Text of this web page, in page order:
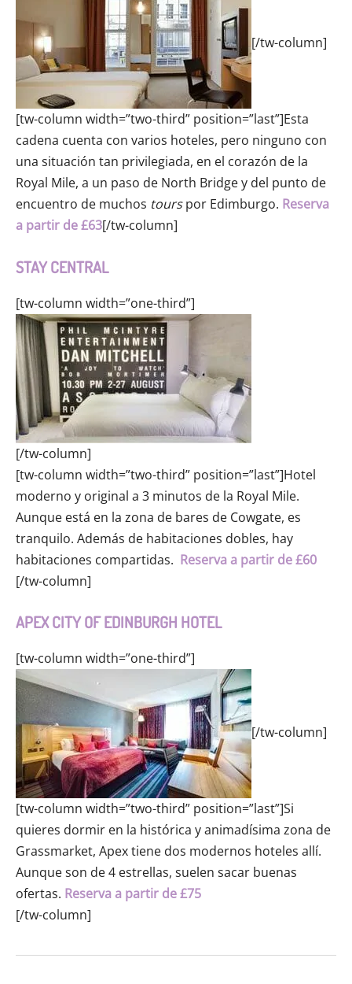
[/tw-column]
[tw-column width=”two-third” position=”last”]Esta
cadena cuenta con varios hoteles, pero ninguno con
una situación tan privilegiada, en el corazón de la
Royal Mile, a un paso de North Bridge y del punto de
encuentro de muchos tourspor Edimburgo. Reserva
a partir de £63[/tw-column]
STAY CENTRAL
[tw-column width=”one-third”]
[/tw-column]
[tw-column width=”two-third” position=”last”]Hotel
moderno y original a 3 minutos de la Royal Mile.
Aunque está en la zona de bares de Cowgate, es
tranquilo. Además de habitaciones dobles, hay
habitaciones compartidas. Reserva a partir de £60
[/tw-column]
APEX CITY OF EDINBURGH HOTEL
[tw-column width=”one-third”]
[/tw-column]
[tw-column width=”two-third” position=”last”]Si
quieres dormir en la histórica y animadísima zona de
Grassmarket, Apex tiene dos modernos hoteles allí.
Aunque son de 4 estrellas, suelen sacar buenas
ofertas. Reserva a partir de £75
[/tw-column]